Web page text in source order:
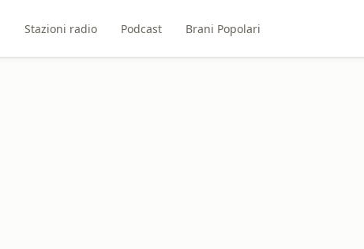
Stazioni radio Podcast Brani Popolari